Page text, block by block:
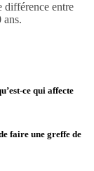
ce qui affecte
faire une greffe de
différence entre
ans.